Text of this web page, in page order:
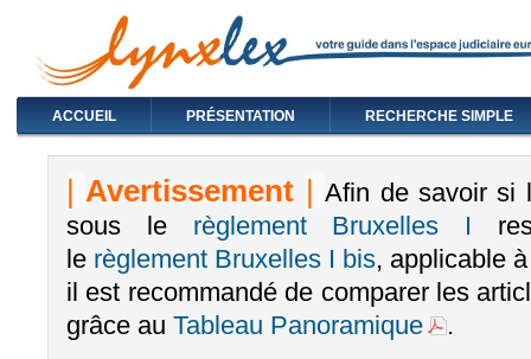
ACCUEIL PRÉSENTATION RECHERCHE SIMPLE
|Avertissement | Afin de savoir si
sous le règlement Bruxelles I
le règlement Bruxelles I bis, applicable
il est recommandé de comparer les
grâce au Tableau Panoramique .